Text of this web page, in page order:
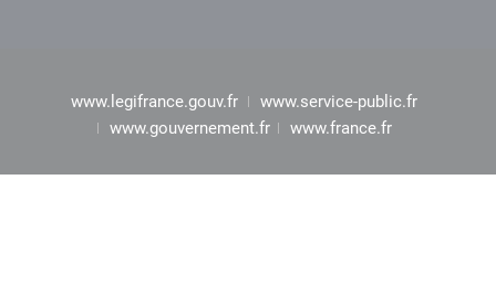
www.legifrance.gouv.fr
www.service-public.fr
www.gouvernement.fr
www.france.fr